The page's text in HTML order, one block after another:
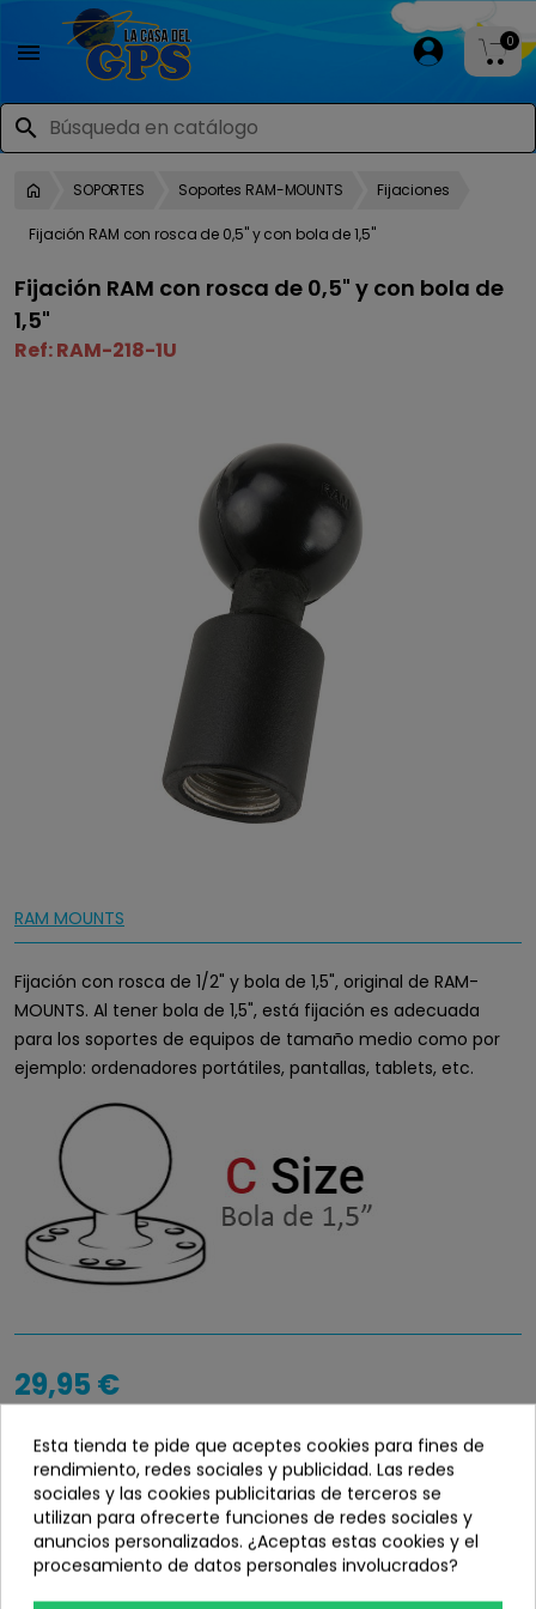

search
0
SOPORTES Soportes RAM-MOUNTS Fijaciones
Fijación RAM con rosca de 0,5" y con bola de 1,5"
Fijación RAM con rosca de 0,5" y con bola de
1,5"
Ref:RAM-218-1U
RAM MOUNTS
Fijación con rosca de 1/2" y bola de 1,5", original de RAM-
MOUNTS. Al tener bola de 1,5", está fijación es adecuada
para los soportes de equipos de tamaño medio como por
ejemplo: ordenadores portátiles, pantallas, tablets, etc.
29,95 €
info_outlineDisponibilidad
En stock
Esta tienda te pide que aceptes cookies para fines de
rendimiento, redes sociales y publicidad. Las redes
sociales y las cookies publicitarias de terceros se
utilizan para ofrecerte funciones de redes sociales y
anuncios personalizados. ¿Aceptas estas cookies y el
procesamiento de datos personales involucrados?